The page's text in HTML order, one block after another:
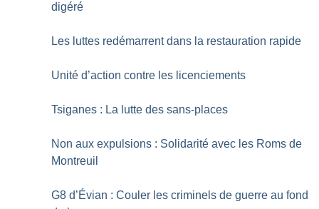
digéré
Les luttes redémarrent dans la restauration rapide
Unité d’action contre les licenciements
Tsiganes : La lutte des sans-places
Non aux expulsions : Solidarité avec les Roms de
Montreuil
G8 d’Évian : Couler les criminels de guerre au fond